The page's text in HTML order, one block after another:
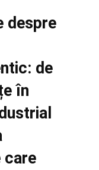
despre
de
în
care